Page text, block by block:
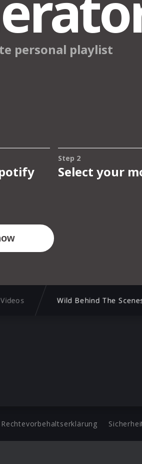
Videos Wild Behind The
Rechtevorbehaltserklärung